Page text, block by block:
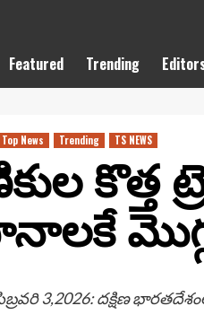
Featured Trending
Top News Trending TS NEWS
కొత్త
దక్షిణ